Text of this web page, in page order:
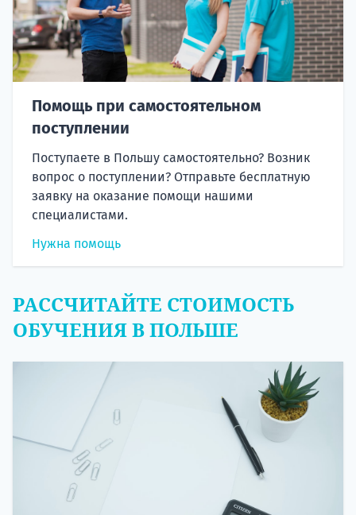
Помощь при самостоятельном
поступлении
Поступаете в Польшу самостоятельно? Возник
вопрос о поступлении? Отправьте бесплатную
заявку на оказание помощи нашими
специалистами.
Нужна помощь
РАССЧИТАЙТЕ СТОИМОСТЬ
ОБУЧЕНИЯ В ПОЛЬШЕ